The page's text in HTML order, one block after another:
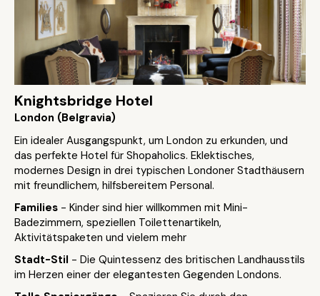
Knightsbridge Hotel
London (Belgravia)
Ein idealer Ausgangspunkt, um London zu erkunden, und
das perfekte Hotel für Shopaholics. Eklektisches,
modernes Design in drei typischen Londoner Stadthäusern
mit freundlichem, hilfsbereitem Personal.
Families - Kinder sind hier willkommen mit Mini-
Badezimmern, speziellen Toilettenartikeln,
Aktivitätspaketen und vielem mehr
Stadt-Stil - Die Quintessenz des britischen Landhausstils
im Herzen einer der elegantesten Gegenden Londons.